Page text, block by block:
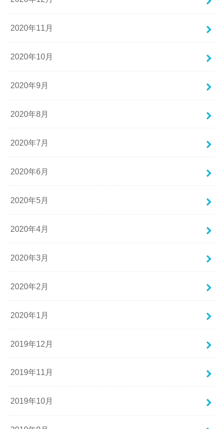
2020年11月
2020年10月
2020年9月
2020年8月
2020年7月
2020年6月
2020年5月
2020年4月
2020年3月
2020年2月
2020年1月
2019年12月
2019年11月
2019年10月